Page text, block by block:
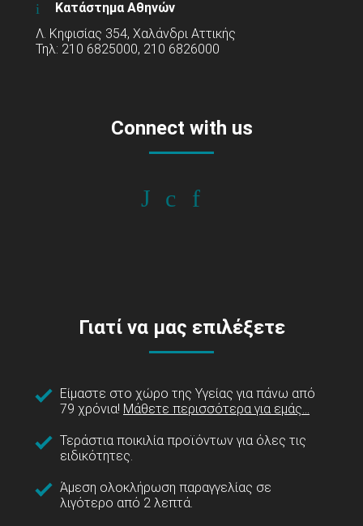
Κατάστημα Αθηνών
Λ. Κηφισίας 354, Χαλάνδρι Αττικής
Τηλ: 210 6825000, 210 6826000
Connect with us
Γιατί να μας επιλέξετε
Είμαστε στο χώρο της Υγείας για πάνω από
79 χρόνια! Μάθετε περισσότερα για εμάς...
Τεράστια ποικιλία προϊόντων για όλες τις
ειδικότητες.
Άμεση ολοκλήρωση παραγγελίας σε
λιγότερο από 2 λεπτά.